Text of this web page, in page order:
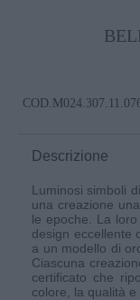
COD.
Descrizione
Luminosi simboli
una creazione
le epoche. La
design eccellente
a un modello di
Ciascuna
certificato che
colore, la qualità e